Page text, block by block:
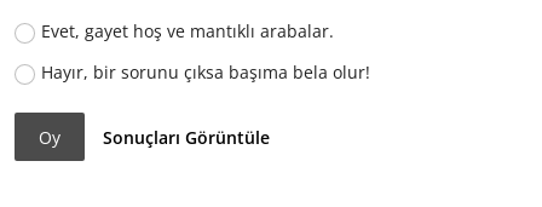
Evet, gayet hoş ve mantıklı arabalar.
Hayır, bir sorunu çıksa başıma bela olur!
Oy Sonuçları Görüntüle